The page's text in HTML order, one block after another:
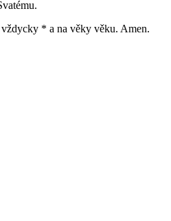
* a na věky věku. Amen.